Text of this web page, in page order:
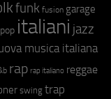
funk fusion garage
italiani jazz
musica italiana
rap rap italiano reggae
swing trap